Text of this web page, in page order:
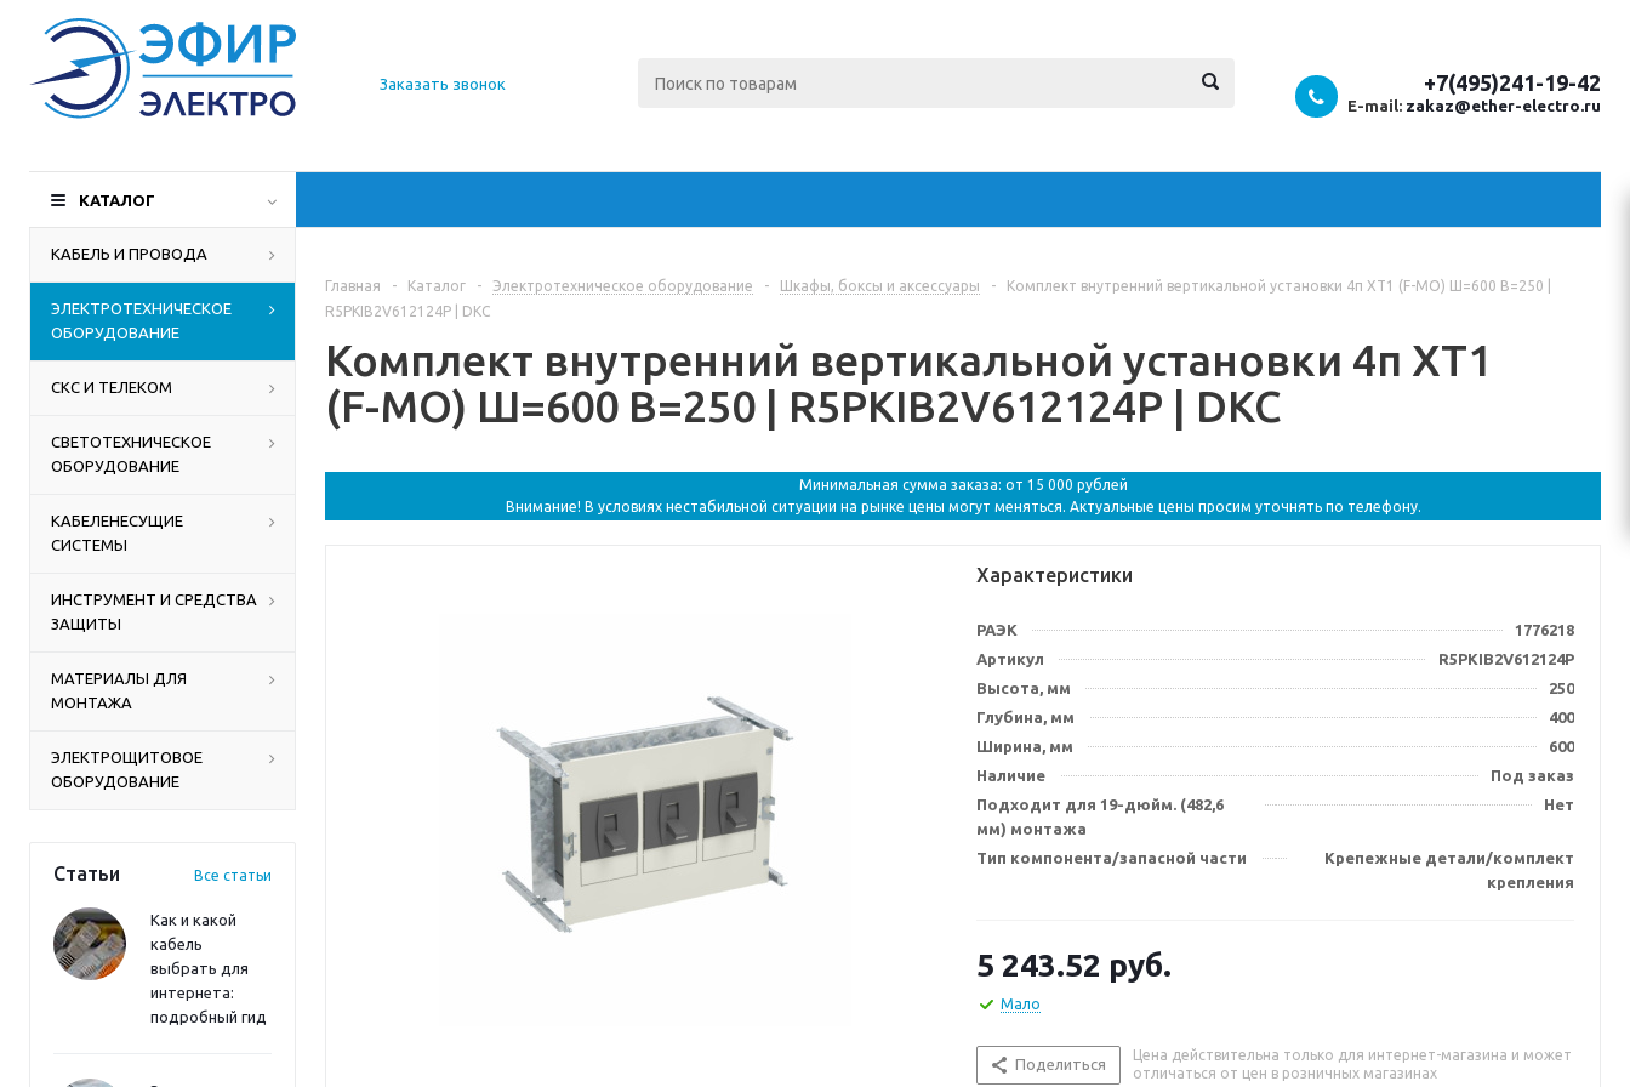
О компании
Доставка
Производители
Контакты
Заказать звонок +7(495)241-19-42
E-mail: zakaz@ether-electro.ru
КАТАЛОГ
КАБЕЛЬ И ПРОВОДА
ЭЛЕКТРОТЕХНИЧЕСКОЕ
ОБОРУДОВАНИЕ
СКС И ТЕЛЕКОМ
СВЕТОТЕХНИЧЕСКОЕ
ОБОРУДОВАНИЕ
КАБЕЛЕНЕСУЩИЕ
СИСТЕМЫ
ИНСТРУМЕНТ И СРЕДСТВА
ЗАЩИТЫ
МАТЕРИАЛЫ ДЛЯ
МОНТАЖА
ЭЛЕКТРОЩИТОВОЕ
ОБОРУДОВАНИЕ
Статьи Все статьи
Как и какой
кабель
выбрать для
интернета:
подробный гид
Главная - Каталог - Электротехническое оборудование - Шкафы, боксы и аксессуары -
Комплект внутренний вертикальной установки 4п ХТ1 (F-MO) Ш=600 В=250 |
R5PKIB2V612124P | DKC
Комплект внутренний вертикальной установки 4п ХТ1
(F-MO) Ш=600 В=250 | R5PKIB2V612124P | DKC
Минимальная сумма заказа: от 15 000 рублей
Внимание! В условиях нестабильной ситуации на рынке цены могут меняться. Актуальные цены просим уточнять по телефону.
Характеристики
РАЭК
1776218
Артикул
R5PKIB2V612124P
Высота, мм
250
Глубина, мм
400
Ширина, мм
600
Наличие
Под заказ
Подходит для 19-дюйм. (482,6
мм) монтажа
Нет
Тип компонента/запасной части
Крепежные детали/комплект
крепления
5 243.52 руб.
Мало
Поделиться
Цена действительна только для интернет-магазина и может
отличаться от цен в розничных магазинах